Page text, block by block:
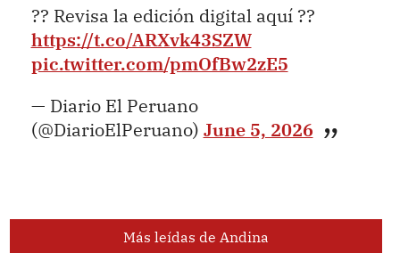
?? Revisa la edición digital aquí ??
https://t.co/ARXvk43SZW
pic.twitter.com/pmOfBw2zE5
— Diario El Peruano
(@DiarioElPeruano) June 5, 2026
Más leídas de Andina